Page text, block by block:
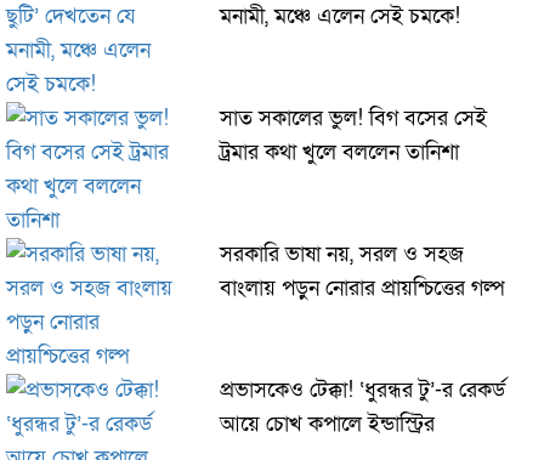
মনামী, মঞ্চে এলেন সেই চমকে!
সাত সকালের ভুল! বিগ বসের সেই
ট্রমার কথা খুলে বললেন তানিশা
সরকারি ভাষা নয়, সরল ও সহজ
বাংলায় পড়ুন নোরার প্রায়শ্চিত্তের গল্প
প্রভাসকেও টেক্কা! ‘ধুরন্ধর টু’-র রেকর্ড
আয়ে চোখ কপালে ইন্ডাস্ট্রির